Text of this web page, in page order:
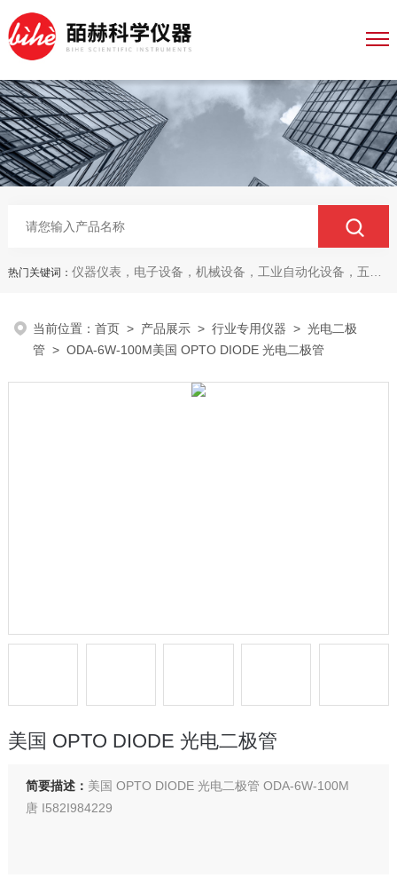
热门关键词： 仪器仪表，电子设备，机械设备，工业自动化设备，五金产品，电线电缆，金属材料，电子
当前位置：首页 > 产品展示 >行业专用仪器 >光电二极
管 > ODA-6W-100M美国 OPTO DIODE 光电二极管
美国 OPTO DIODE 光电二极管
简要描述： 美国 OPTO DIODE 光电二极管 ODA-6W-100M
唐 I582I984229